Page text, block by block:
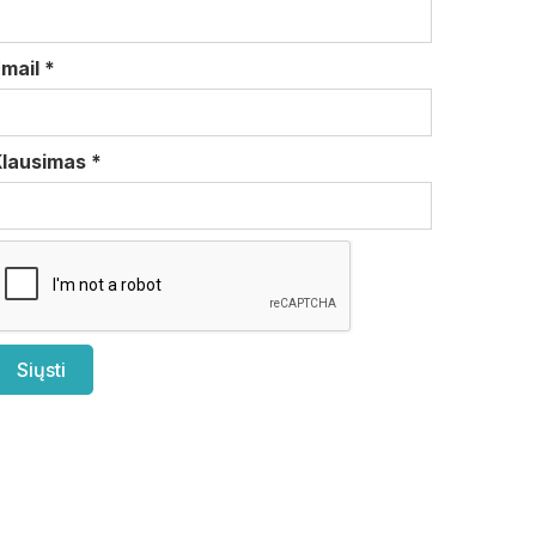
*
*